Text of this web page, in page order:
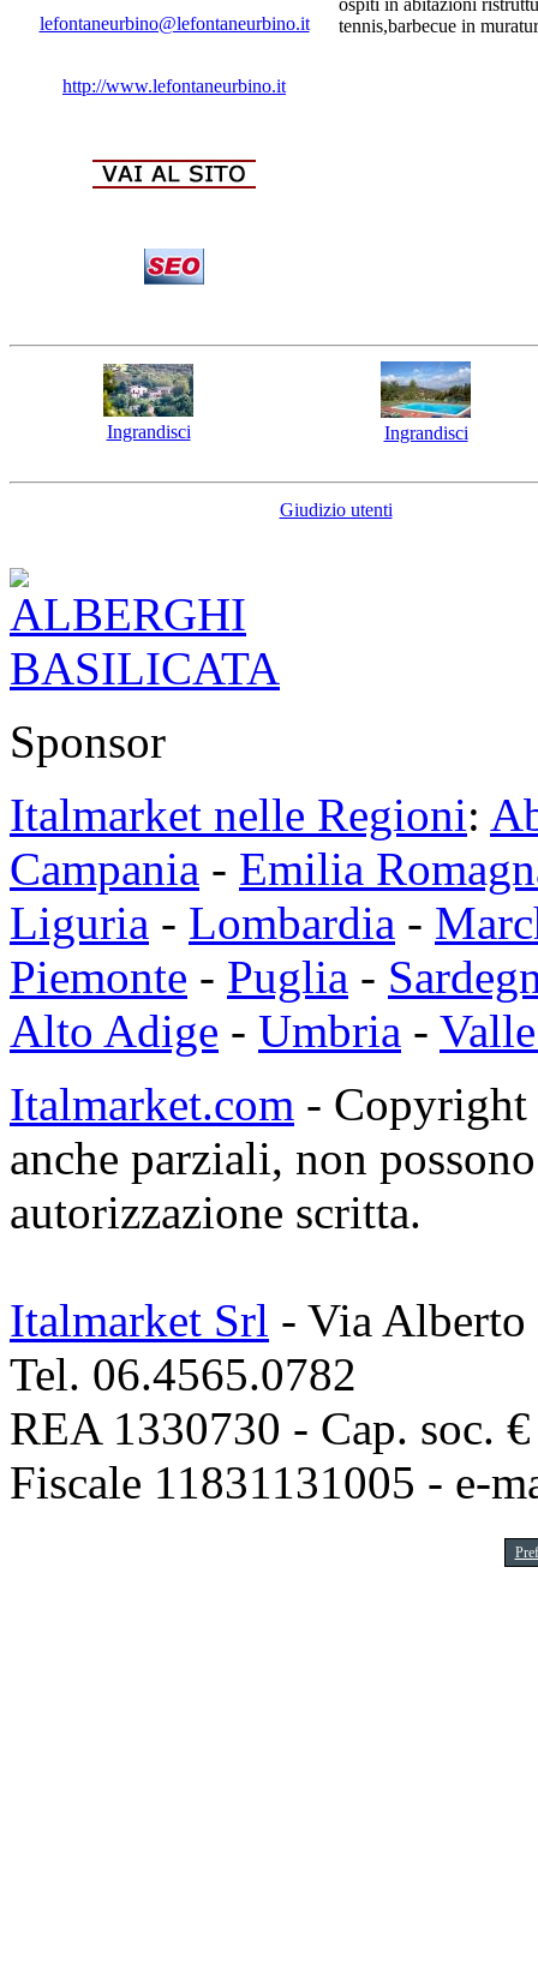
lefontaneurbino@lefontaneurbino.it
http://www.lefontaneurbino.it
ospiti in abitazioni
tennis,barbecue in
Ingrandisci Ingrandisci
Giudizio utenti
Sponsor
Italmarket nelle Regioni:
Campania - Emilia
Liguria - Lombardia -
Piemonte - Puglia -
Alto Adige - Umbria -
Italmarket.com - Copyright
anche parziali, non
autorizzazione scritta.
Italmarket Srl - Via Alberto
Tel. 06.4565.0782
REA 1330730 - Cap. soc.
Fiscale 11831131005 - e-